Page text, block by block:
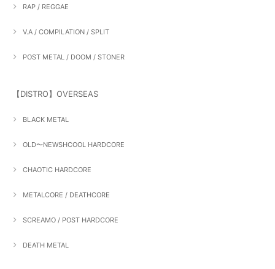
RAP / REGGAE
V.A / COMPILATION / SPLIT
POST METAL / DOOM / STONER
【DISTRO】OVERSEAS
BLACK METAL
OLD〜NEWSHCOOL HARDCORE
CHAOTIC HARDCORE
METALCORE / DEATHCORE
SCREAMO / POST HARDCORE
DEATH METAL